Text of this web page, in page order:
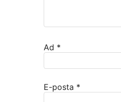
Ad *
E-posta *